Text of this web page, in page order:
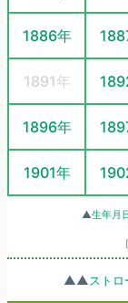
1886年
1891年
1896年
1901年
▲生年月
▲▲スト